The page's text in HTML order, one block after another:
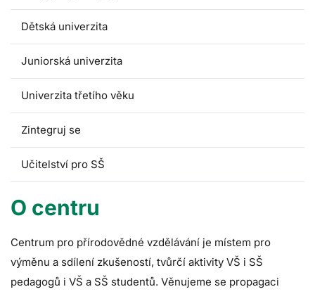
Dětská univerzita
Juniorská univerzita
Univerzita třetího věku
Zintegruj se
Učitelství pro SŠ
O centru
Centrum pro přírodovědné vzdělávání je místem pro
výměnu a sdílení zkušeností, tvůrčí aktivity VŠ i SŠ
pedagogů i VŠ a SŠ studentů. Věnujeme se propagaci